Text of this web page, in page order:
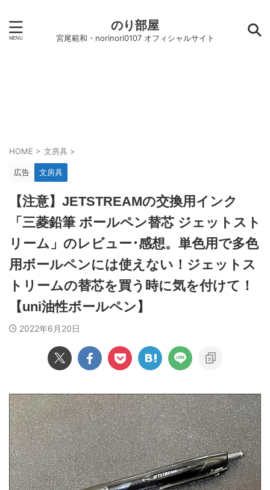
のり部屋
宮尾範和・norinori0107 オフィシャルサイト
HOME > 文房具 >
広告 文房具
【注意】JETSTREAMの交換用インク
「三菱鉛筆 ボールペン替芯 ジェットスト
リーム」のレビュー･感想。単色用で多色
用ボールペンには使えない！ジェットス
トリームの替芯を買う時に気を付けて！
【uni油性ボールペン】
2022年6月20日